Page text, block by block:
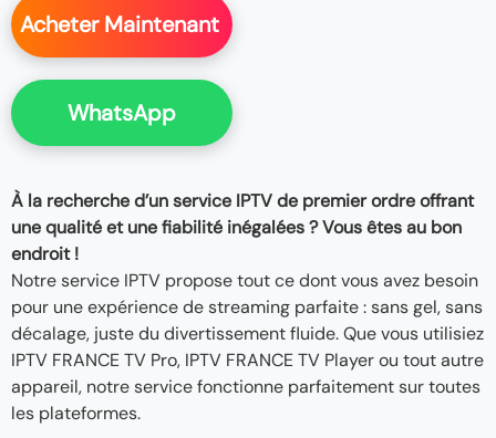
Acheter Maintenant
WhatsApp
À la recherche d’un service IPTV de premier ordre offrant
une qualité et une fiabilité inégalées ? Vous êtes au bon
endroit !
Notre service IPTV propose tout ce dont vous avez besoin
pour une expérience de streaming parfaite : sans gel, sans
décalage, juste du divertissement fluide. Que vous utilisiez
IPTV FRANCE TV Pro, IPTV FRANCE TV Player ou tout autre
appareil, notre service fonctionne parfaitement sur toutes
les plateformes.